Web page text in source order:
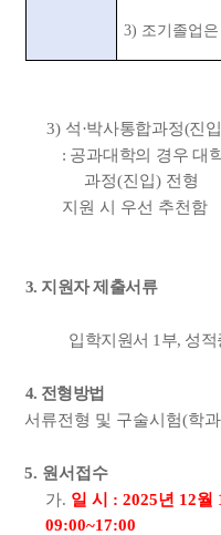
3) 조기졸업
3) 석·박사통합과정(진입
: 공과대학의 경우 대
과정(진입) 전형
지원 시 우선 추천함
3. 지원자 제출서류
입학지원서 1 부, 성적
4. 전형방법
서류전형 및 구술시험(학
5. 원서접수
가. 일 시 : 2025년 12월
09:00~17:00